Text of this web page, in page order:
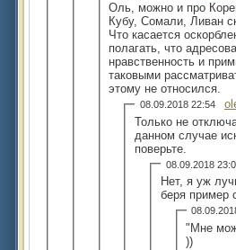
Оль, можно и про
Кубу, Сомали, Ливан
Что касается
полагать, что
нравственность и
таковыми
этому не относился.
08.09.2018 22:54
Только не
данном случае
поверьте.
08.09.2018
Нет, я уж
беря пример
"Мне
))